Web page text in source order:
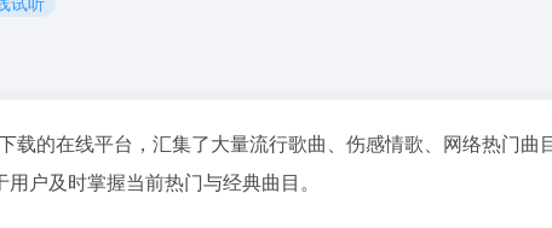
载的在线平台，汇集了大量流行歌曲、伤感情歌、网络热门
户及时掌握当前热门与经典曲目。